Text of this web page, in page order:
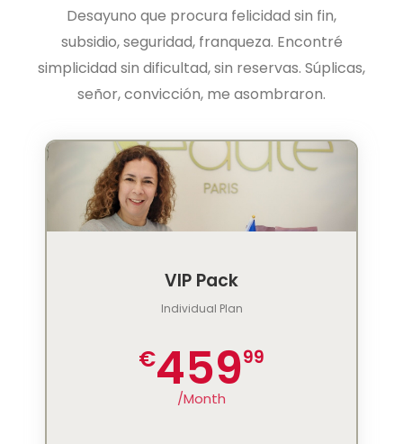
Desayuno que procura felicidad sin fin,
subsidio, seguridad, franqueza. Encontré
simplicidad sin dificultad, sin reservas. Súplicas,
señor, convicción, me asombraron.
VIP Pack
Individual Plan
€45999
/Month